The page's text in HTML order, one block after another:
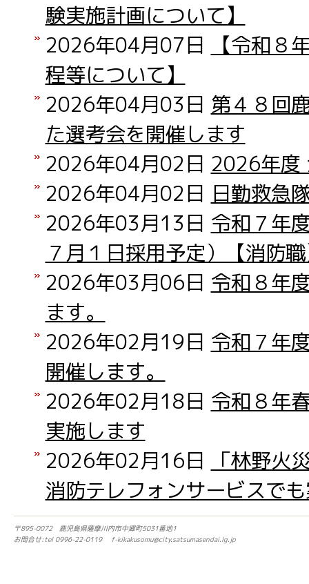
験実施計画について】
2026年04月07日
【令和
程等について】
2026年04月03日 第４８回
た選考会を開催します
2026年04月02日 2026年度
2026年04月02日 日勤救急
2026年03月13日 令和７年
７月１日採用予定）【消防
2026年03月06日 令和８年
ます。
2026年02月19日 令和７年
開催します。
2026年02月18日 令和８年
実施します
2026年02月16日
「林野火
消防テレフォンサービスで
〒895-0072 鹿児島県薩摩川内市中郷町5031番地1
お問合せ:tel 0996-22-0119 f-kikakusomu@city.satsumasendai.lg.jp